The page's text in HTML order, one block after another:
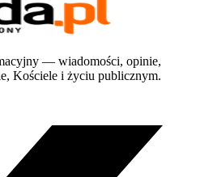
— wiadomości, opinie,
Kościele i życiu publicznym.